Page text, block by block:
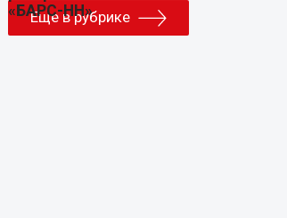
Еще в рубрике